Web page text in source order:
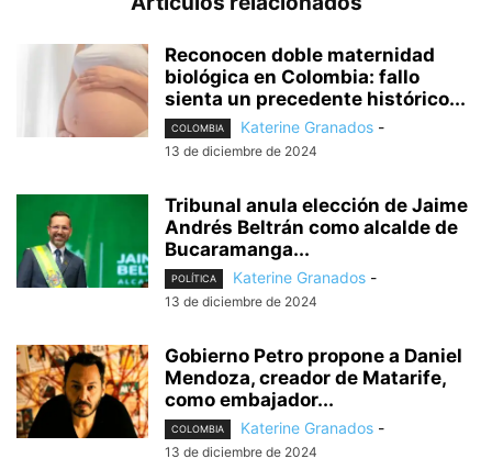
Reconocen doble maternidad
biológica en Colombia: fallo
sienta un precedente histórico...
COLOMBIA Katerine Granados -
13 de diciembre de 2024
Tribunal anula elección de Jaime
Andrés Beltrán como alcalde de
Bucaramanga...
POLÍTICA Katerine Granados -
13 de diciembre de 2024
Gobierno Petro propone a Daniel
Mendoza, creador de Matarife,
como embajador...
COLOMBIA Katerine Granados -
13 de diciembre de 2024